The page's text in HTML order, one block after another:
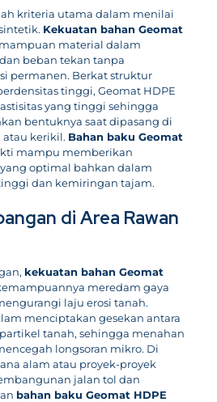
kriteria utama dalam menilai
Kekuatan bahan Geomat
material dalam
beban tekan tanpa
permanen. Berkat struktur
tinggi, Geomat HDPE
yang tinggi sehingga
bentuknya saat dipasang di
atau kerikil. Bahan baku Geomat
mampu memberikan
optimal bahkan dalam
dan kemiringan tajam.
di Area Rawan
kekuatan bahan Geomat
meredam gaya
laju erosi tanah.
menciptakan gesekan antara
tanah, sehingga menahan
longsoran mikro. Di
alam atau proyek-proyek
jalan tol dan
bahan baku Geomat HDPE